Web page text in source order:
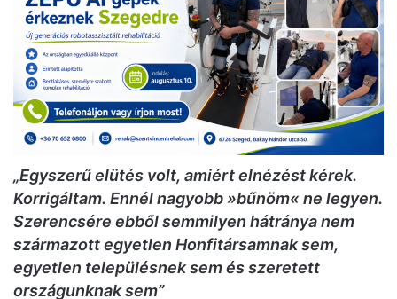
„Egyszerű elütés volt, amiért elnézést kérek.
Korrigáltam. Ennél nagyobb »bűnöm« ne legyen.
Szerencsére ebből semmilyen hátránya nem
származott egyetlen Honfitársamnak sem,
egyetlen településnek sem és szeretett
országunknak sem”